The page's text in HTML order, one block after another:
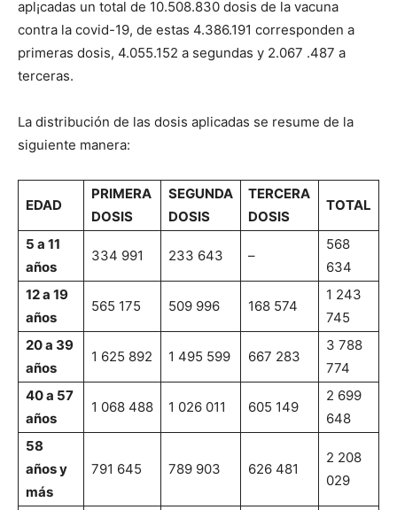
apl¡cadas un total de 10.508.830 dosis de la vacuna
contra la covid-19, de estas 4.386.191 corresponden a
primeras dosis, 4.055.152 a segundas y 2.067 .487 a
terceras.
La distribución de las dosis aplicadas se resume de la
siguiente manera:
EDAD
PRIMERA
DOSIS
SEGUNDA
DOSIS
TERCERA
DOSIS
TOTAL
5 a 11
años
334 991 233 643 –
568
634
12 a 19
años
565 175 509 996 168 574
1 243
745
20 a 39
años
1 625 892 1 495 599 667 283
3 788
774
40 a 57
años
1 068 488 1 026 011 605 149
2 699
648
58
años y
más
791 645 789 903 626 481
2 208
029